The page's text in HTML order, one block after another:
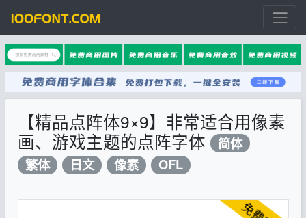
【精品点阵体9×9】非常适合用像素
画、游戏主题的点阵字体
简体
繁体
日文 像素 OFL